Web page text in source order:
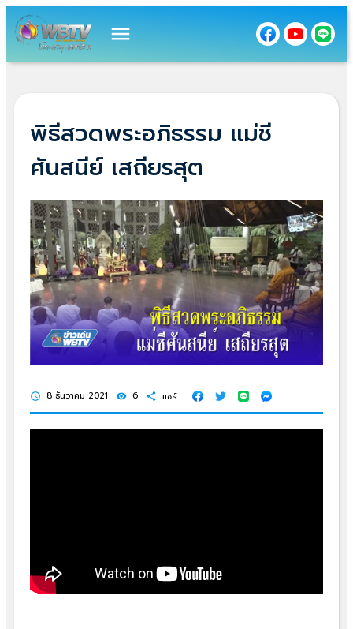
menu
พิธีสวดพระอภิธรรม แม่ชี
ศันสนีย์ เสถียรสุต
schedule 8 ธันวาคม 2021 visibility 6 share แชร์